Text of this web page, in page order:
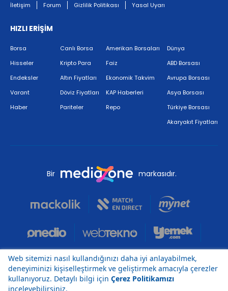
İletişim Forum Gizlilik Politikası Yasal Uyarı
HIZLI ERİŞİM
Borsa
Hisseler
Endeksler
Varant
Haber
Canlı Borsa
Kripto Para
Altın Fiyatları
Döviz Fiyatları
Pariteler
Amerikan Borsaları
Faiz
Ekonomik Takvim
KAP Haberleri
Repo
Dünya
ABD Borsası
Avrupa Borsası
Asya Borsası
Türkiye Borsası
Akaryakıt Fiyatları
Bir markasıdır.